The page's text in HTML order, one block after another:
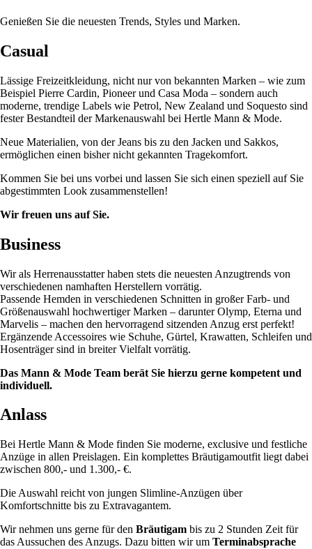
Genießen Sie die neuesten Trends, Styles und Marken.
Casual
Lässige Freizeitkleidung, nicht nur von bekannten Marken – wie zum
Beispiel Pierre Cardin, Pioneer und Casa Moda – sondern auch
moderne, trendige Labels wie Petrol, New Zealand und Soquesto sind
fester Bestandteil der Markenauswahl bei Hertle Mann & Mode.
Neue Materialien, von der Jeans bis zu den Jacken und Sakkos,
ermöglichen einen bisher nicht gekannten Tragekomfort.
Kommen Sie bei uns vorbei und lassen Sie sich einen speziell auf Sie
abgestimmten Look zusammenstellen!
Wir freuen uns auf Sie.
Business
Wir als Herrenausstatter haben stets die neuesten Anzugtrends von
verschiedenen namhaften Herstellern vorrätig.
Passende Hemden in verschiedenen Schnitten in großer Farb- und
Größenauswahl hochwertiger Marken – darunter Olymp, Eterna und
Marvelis – machen den hervorragend sitzenden Anzug erst perfekt!
Ergänzende Accessoires wie Schuhe, Gürtel, Krawatten, Schleifen und
Hosenträger sind in breiter Vielfalt vorrätig.
Das Mann & Mode Team berät Sie hierzu gerne kompetent und
individuell.
Anlass
Bei Hertle Mann & Mode finden Sie moderne, exclusive und festliche
Anzüge in allen Preislagen. Ein komplettes Bräutigamoutfit liegt dabei
zwischen 800,- und 1.300,- €.
Die Auswahl reicht von jungen Slimline-Anzügen über
Komfortschnitte bis zu Extravagantem.
Wir nehmen uns gerne für den Bräutigam bis zu 2 Stunden Zeit für
das Aussuchen des Anzugs. Dazu bitten wir um Terminabsprache